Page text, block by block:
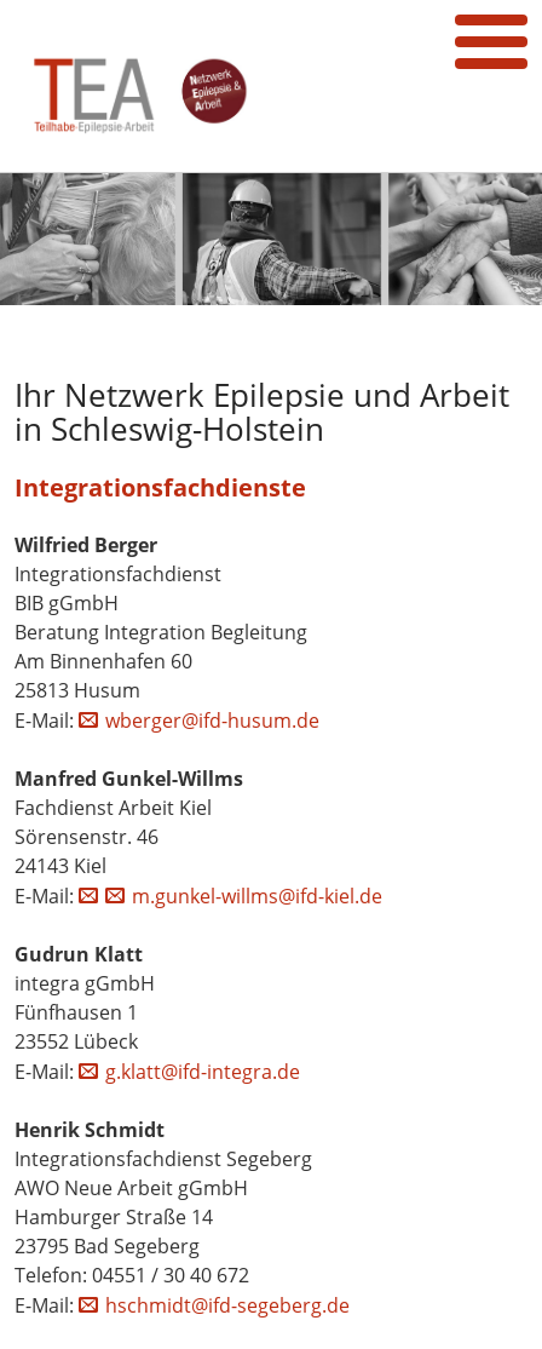
Ihr Netzwerk Epilepsie und Arbeit
in Schleswig-Holstein
Integrationsfachdienste
Wilfried Berger
Integrationsfachdienst
BIB gGmbH
Beratung Integration Begleitung
Am Binnenhafen 60
25813 Husum
E-Mail:
wberger@ifd-husum.de
Manfred Gunkel-Willms
Fachdienst Arbeit Kiel
Sörensenstr. 46
24143 Kiel
E-Mail:
m.gunkel-willms@ifd-kiel.de
Gudrun Klatt
integra gGmbH
Fünfhausen 1
23552 Lübeck
E-Mail:
g.klatt@ifd-integra.de
Henrik Schmidt
Integrationsfachdienst Segeberg
AWO Neue Arbeit gGmbH
Hamburger Straße 14
23795 Bad Segeberg
Telefon: 04551 / 30 40 672
E-Mail:
hschmidt@ifd-segeberg.de